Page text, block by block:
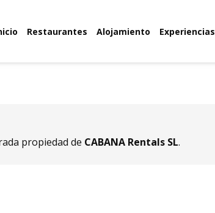
Restaurantes Alojamiento Experiencias
propiedad de CABANA Rentals SL.